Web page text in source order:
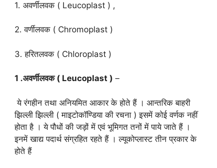
1. अवर्णीलवक ( Leucoplast ) ,
2. वर्णीलवक ( Chromoplast )
3. हरितलवक ( Chloroplast )
1 .अवर्णीलवक ( Leucoplast ) –
ये रंगहीन तथा अनियमित आकार के होते हैं । आन्तरिक बाहरी
झिल्ली झिल्ली ( माइटोकॉण्डिया की रचना ) इसमें कोई वर्णक नहीं
होता है । ये पौधों की जड़ों में एवं भूमिगत तनों में पाये जाते हैं ।
इनमें खाद्य पदार्थ संग्रहित रहते हैं । ल्यूकोप्लास्ट तीन प्रकार के
होते हैं